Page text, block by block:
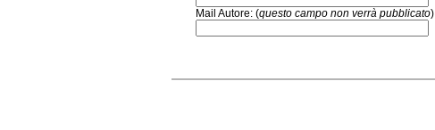
Mail Autore: (questo campo non verrà pubblicato)